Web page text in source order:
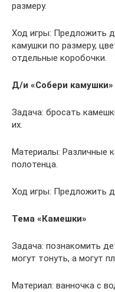
размеру.
Ход игры: Предложить
камушки по размеру,
отдельные коробочки.
Д/и «Собери камушки»
Задача: бросать
их.
Материалы: Различные
полотенца.
Ход игры: Предложить
Тема «Камешки»
Задача: познакомить
могут тонуть, а могут
Материал: ванночка с